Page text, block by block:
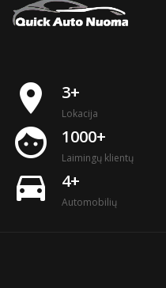
place 3+
Lokacija
face 1000+
Laimingų klientų
directions_car 4+
Automobilių